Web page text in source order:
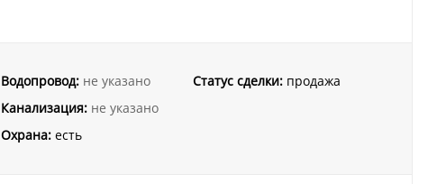
Водопровод: не указано
Канализация: не указано
Охрана:есть
Статус сделки:продажа